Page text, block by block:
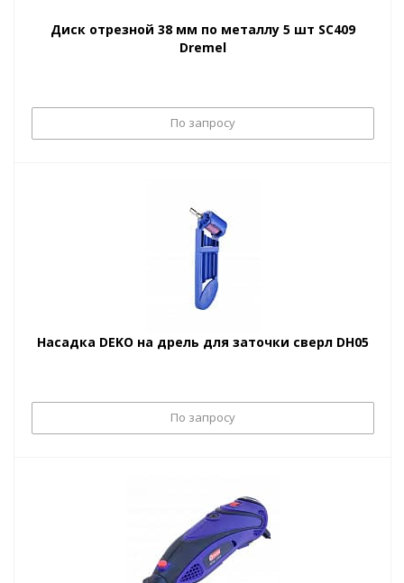
Диск отрезной 38 мм по металлу 5 шт SC409
Dremel
По запросу
Насадка DEKO на дрель для заточки сверл DH05
По запросу